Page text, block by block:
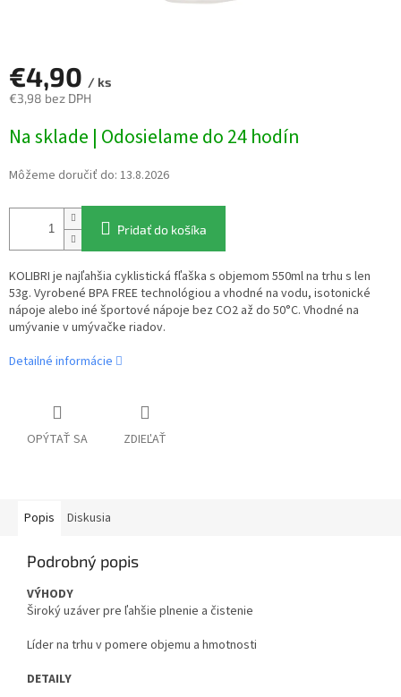
€4,90 / ks
€3,98 bez DPH
cena:
Na sklade | Odosielame do 24 hodín
Môžeme doručiť do: 13.8.2026
Pridať do košíka
KOLIBRI je najľahšia cyklistická fľaška s objemom 550ml na trhu s len
53g. Vyrobené BPA FREE technológiou a vhodné na vodu, isotonické
nápoje alebo iné športové nápoje bez CO2 až do 50°C. Vhodné na
umývanie v umývačke riadov.
Detailné informácie
OPÝTAŤ SA ZDIEĽAŤ
Popis Diskusia
Podrobný popis
VÝHODY
Široký uzáver pre ľahšie plnenie a čistenie
Líder na trhu v pomere objemu a hmotnosti
DETAILY